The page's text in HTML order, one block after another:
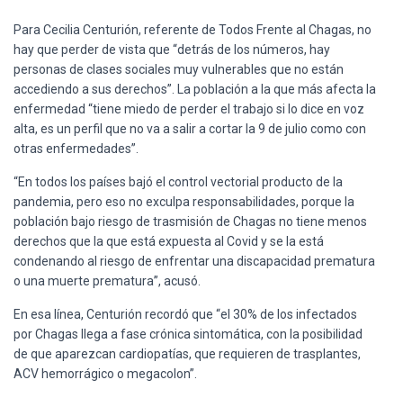
Para Cecilia Centurión, referente de Todos Frente al Chagas, no
hay que perder de vista que “detrás de los números, hay
personas de clases sociales muy vulnerables que no están
accediendo a sus derechos”. La población a la que más afecta la
enfermedad “tiene miedo de perder el trabajo si lo dice en voz
alta, es un perfil que no va a salir a cortar la 9 de julio como con
otras enfermedades”.
“En todos los países bajó el control vectorial producto de la
pandemia, pero eso no exculpa responsabilidades, porque la
población bajo riesgo de trasmisión de Chagas no tiene menos
derechos que la que está expuesta al Covid y se la está
condenando al riesgo de enfrentar una discapacidad prematura
o una muerte prematura”, acusó.
En esa línea, Centurión recordó que “el 30% de los infectados
por Chagas llega a fase crónica sintomática, con la posibilidad
de que aparezcan cardiopatías, que requieren de trasplantes,
ACV hemorrágico o megacolon”.